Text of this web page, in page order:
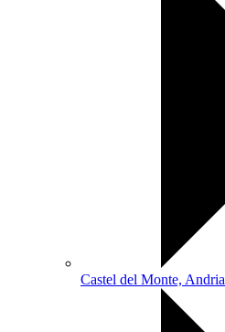
Castel del Monte, Andria